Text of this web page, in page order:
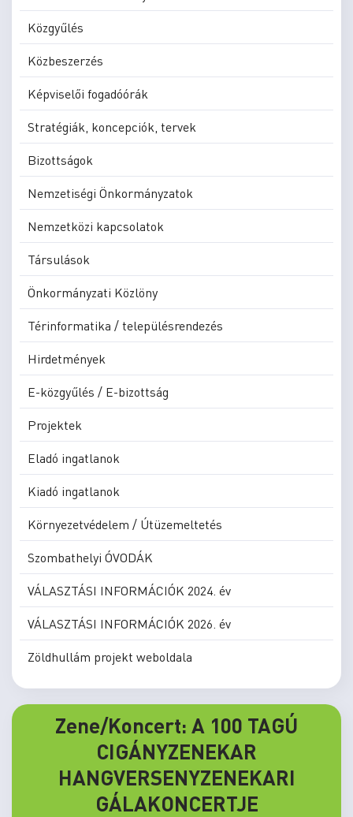
Közgyűlés
Közbeszerzés
Képviselői fogadóórák
Stratégiák, koncepciók, tervek
Bizottságok
Nemzetiségi Önkormányzatok
Nemzetközi kapcsolatok
Társulások
Önkormányzati Közlöny
Térinformatika / településrendezés
Hirdetmények
E-közgyűlés / E-bizottság
Projektek
Eladó ingatlanok
Kiadó ingatlanok
Környezetvédelem / Útüzemeltetés
Szombathelyi ÓVODÁK
VÁLASZTÁSI INFORMÁCIÓK 2024. év
VÁLASZTÁSI INFORMÁCIÓK 2026. év
Zöldhullám projekt weboldala
Zene/Koncert: A 100 TAGÚ
CIGÁNYZENEKAR
HANGVERSENYZENEKARI
GÁLAKONCERTJE